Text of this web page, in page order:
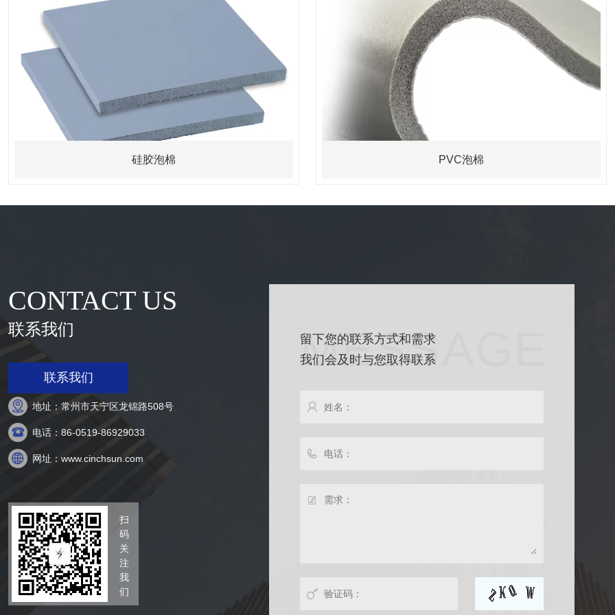
硅胶泡棉 PVC泡棉
CONTACT US
联系我们
联系我们
 地址：常州市天宁区龙锦路508号
 电话：86-0519-86929033
 网址：www.cinchsun.com
扫
码
关
注
我
们
MESSAGE
留下您的联系方式和需求
我们会及时与您取得联系



